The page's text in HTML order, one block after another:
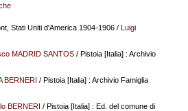
Stati Uniti d'America 1904-1906/ Luigi
MADRID SANTOS/ Pistoia [Italia] : Archivio
BERNERI / Pistoia [Italia] : Archivio Famiglia
BERNERI / Pistoia [Italia] : Ed. del comune di